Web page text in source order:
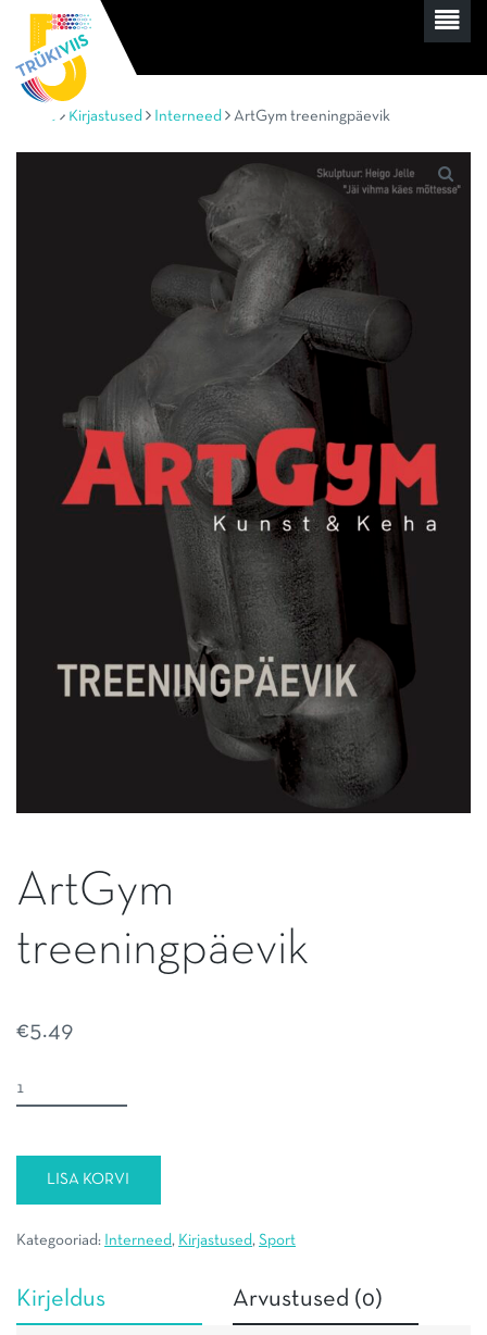
Kirjastused Interneed ArtGym treeningpäevik
ArtGym
treeningpäevik
€5.49
ArtGym
treeningpäevik
LISA KORVI
Kategooriad: Interneed, Kirjastused, Sport
Kirjeldus Arvustused (0)